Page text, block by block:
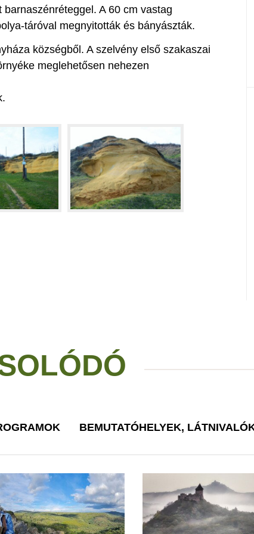
A 60 cm vastag
táróval megnyitották és bányászták.
községből. A szelvény első szakaszai
meglehetősen nehezen
BEMUTATÓHELYEK,